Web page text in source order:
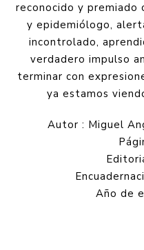
reconocido y premiado
y epidemiólogo,
incontrolado,
verdadero impulso
terminar con
ya estamos
Autor : Miguel
Año de